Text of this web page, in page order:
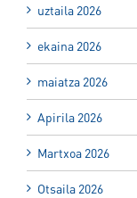
uztaila 2026
ekaina 2026
maiatza 2026
Apirila 2026
Martxoa 2026
Otsaila 2026